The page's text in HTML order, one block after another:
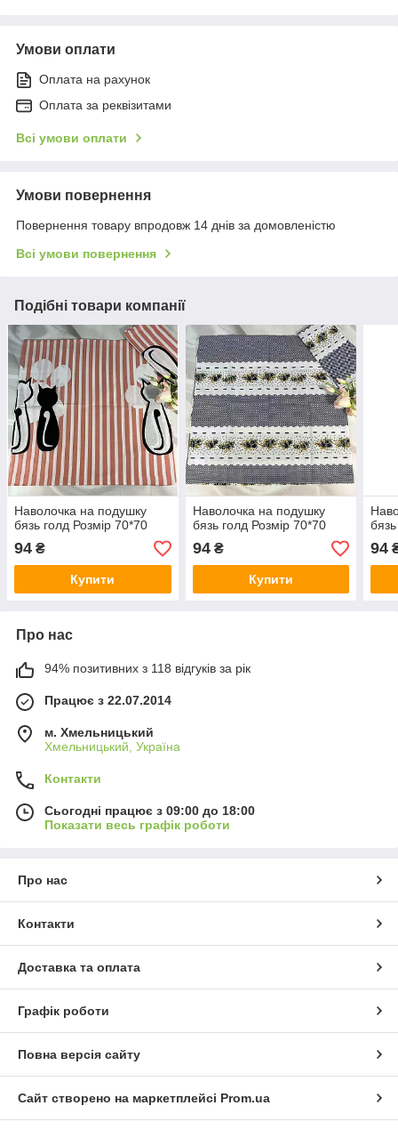
Умови оплати
Оплата на рахунок
Оплата за реквізитами
Всі умови оплати
Умови повернення
Повернення товару впродовж 14 днів за домовленістю
Всі умови повернення
Подібні товари компанії
Наволочка на подушку
бязь голд Розмір 70*70
94 ₴
Купити
Наволочка на подушку
бязь голд Розмір 70*70
94₴
Купити
94
Про нас
94% позитивних з 118 відгуків за рік
Працює з 22.07.2014
м. Хмельницький
Хмельницький, Україна
Контакти
Сьогодні працює з 09:00 до 18:00
Показати весь графік роботи
Про нас
Контакти
Доставка та оплата
Графік роботи
Повна версія сайту
Сайт створено на маркетплейсі Prom.ua